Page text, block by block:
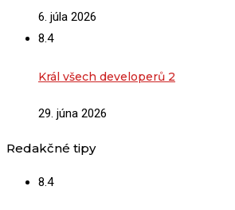
6. júla 2026
8.4
Král všech developerů 2
29. júna 2026
Redakčné tipy
8.4